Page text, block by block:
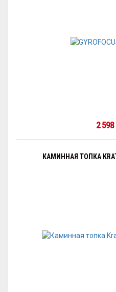
2
КАМИННАЯ ТОПКА